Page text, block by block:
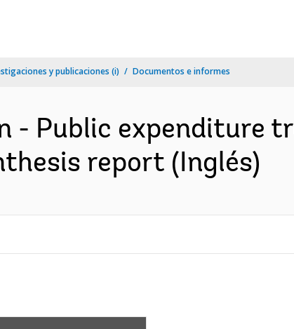
y publicaciones (i) Documentos e informes
- Public expenditure
report (Inglés)